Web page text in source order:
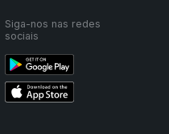
Siga-nos nas redes
sociais